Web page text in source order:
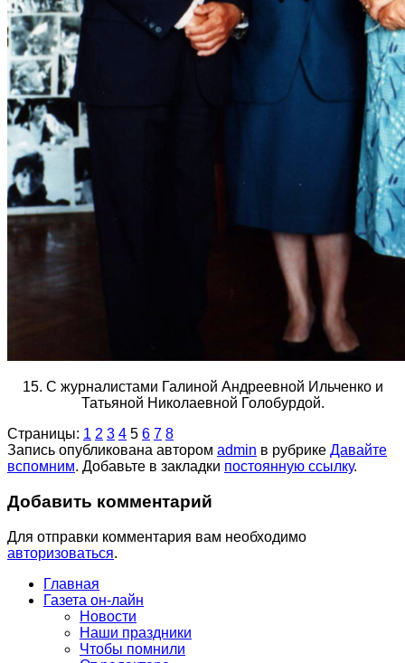
15. С журналистами Галиной Андреевной Ильченко и
Татьяной Николаевной Голобурдой.
Страницы: 1 2 3 4 5 6 7 8
Запись опубликована автором admin в рубрике Давайте
вспомним. Добавьте в закладки постоянную ссылку.
Добавить комментарий
Для отправки комментария вам необходимо
авторизоваться.
Главная
Газета он-лайн
Новости
Наши праздники
Чтобы помнили